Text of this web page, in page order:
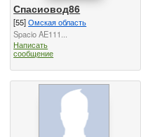
Спасиовод86
[55]Омская область
Spacio AE111...
Написать
сообщение